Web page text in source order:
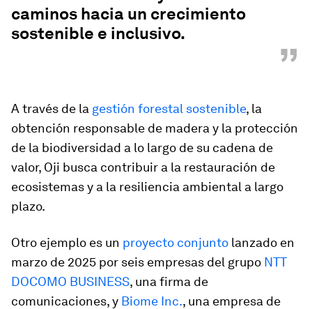
caminos hacia un crecimiento
sostenible e inclusivo.
”
A través de la gestión forestal sostenible, la
obtención responsable de madera y la protección
de la biodiversidad a lo largo de su cadena de
valor, Oji busca contribuir a la restauración de
ecosistemas y a la resiliencia ambiental a largo
plazo.
Otro ejemplo es un proyecto conjunto lanzado en
marzo de 2025 por seis empresas del grupo NTT
DOCOMO BUSINESS, una firma de
comunicaciones, y Biome Inc., una empresa de